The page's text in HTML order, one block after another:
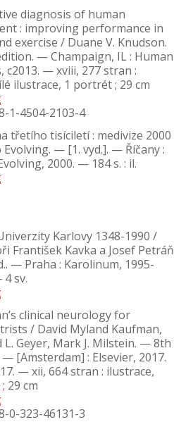
diagnosis of human
: improving performance in
exercise / Duane V. Knudson.
— Champaign, IL : Human
c2013. — xviii, 277 stran :
ilustrace, 1 portrét ; 29 cm
1-4504-2103-4
třetího tisíciletí : medivize 2000
Evolving. — [1. vyd.]. — Říčany :
2000. — 184 s. : il.
Karlovy 1348-1990 /
František Kavka a Josef
— Praha : Karolinum, 1995-
sv.
clinical neurology for
/ David Myland Kaufman,
L. Geyer, Mark J. Milstein. — 8th
[Amsterdam] : Elsevier, 2017.
— xii, 664 stran : ilustrace,
29 cm
0-323-46131-3